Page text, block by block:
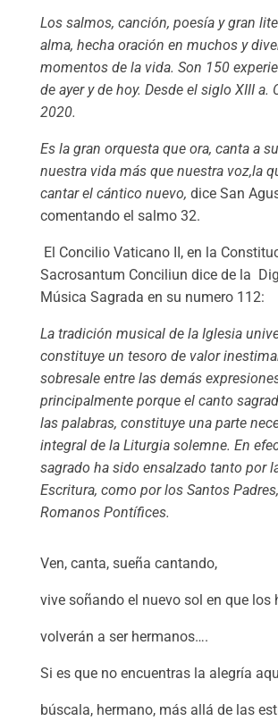
Los salmos, canción, poesía y gran
alma, hecha oración en muchos y
momentos de la vida. Son 150
de ayer y de hoy. Desde el siglo XIII a.
2020.
Es la gran orquesta que ora, canta a
nuestra vida más que nuestra voz,la
cantar el cántico nuevo, dice San
comentando el salmo 32.
El Concilio Vaticano II, en la
Sacrosantum Conciliun dice de la
Música Sagrada en su numero 112:
La tradición musical de la Iglesia
constituye un tesoro de valor
sobresale entre las demás
principalmente porque el canto
las palabras, constituye una parte
integral de la Liturgia solemne. En
sagrado ha sido ensalzado tanto por
Escritura, como por los Santos
Romanos Pontífices.
Ven, canta, sueña cantando,
vive soñando el nuevo sol en que los
volverán a ser hermanos….
Si es que no encuentras la alegría
búscala, hermano, más allá de las